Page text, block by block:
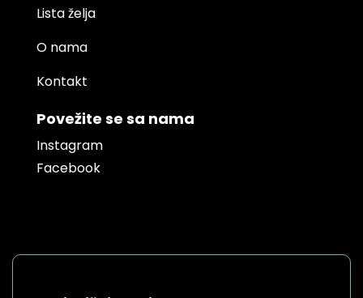
Lista želja
O nama
Kontakt
Povežite se sa nama
Instagram
Facebook